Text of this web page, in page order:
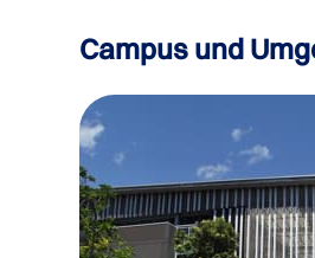
Campus und